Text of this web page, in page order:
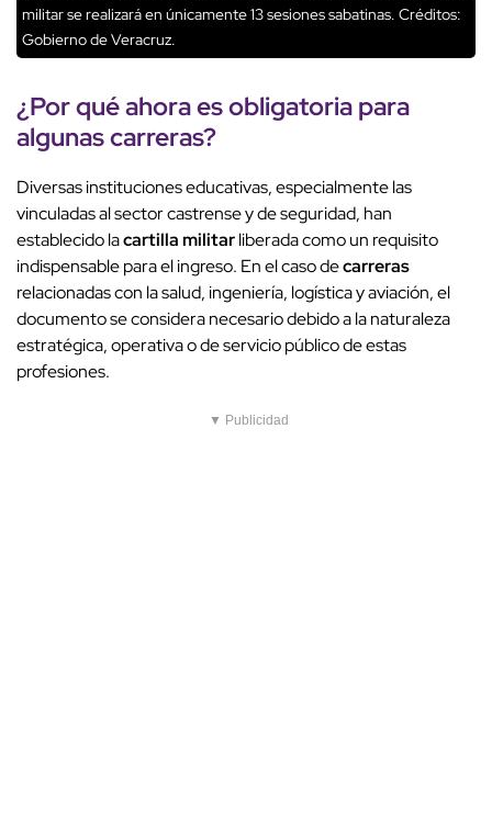
militar se realizará en únicamente 13 sesiones sabatinas. Créditos:
Gobierno de Veracruz.
¿Por qué ahora esobligatoriapara
algunascarreras?
Diversas instituciones educativas, especialmente las
vinculadas al sector castrense y de seguridad, han
establecido lacartilla militarliberada como un requisito
indispensable para el ingreso. En el caso decarreras
relacionadas con la salud, ingeniería, logística y aviación, el
documento se considera necesario debido a la naturaleza
estratégica, operativa o de servicio público de estas
profesiones.
▼ Publicidad